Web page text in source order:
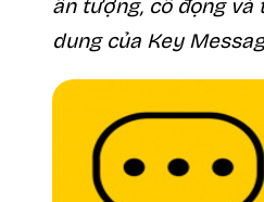
ấn tượng, cô đọng
dung của Key